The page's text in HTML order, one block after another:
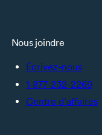
Nous joindre
Écrivez-nous
1-877-232-2269
Centre d’affaires